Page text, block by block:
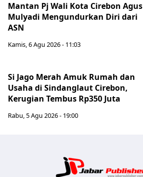
Mantan Pj Wali Kota Cirebon Agus
Mulyadi Mengundurkan Diri dari
ASN
Kamis, 6 Agu 2026 - 11:03
Si Jago Merah Amuk Rumah dan
Usaha di Sindanglaut Cirebon,
Kerugian Tembus Rp350 Juta
Rabu, 5 Agu 2026 - 19:00